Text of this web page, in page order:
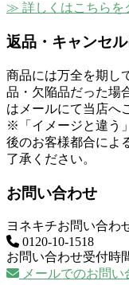
≫ 詳しくはこちらを
返品・キャンセ
商品には万全を期し
品・欠陥品だった場
はメールにて当店へ
※「イメージと違う
後のお客様都合によ
了承ください。
お問い合わせ
ヨネキチお問い合わ
0120-10-1518
お問い合わせ受付時
メールでのお問